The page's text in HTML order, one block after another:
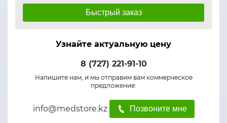
Быстрый заказ
Узнайте актуальную цену
8 (727) 221-91-10
Напишите нам, и мы отправим вам коммерческое
предложение:
info@medstore.kz Позвоните мне